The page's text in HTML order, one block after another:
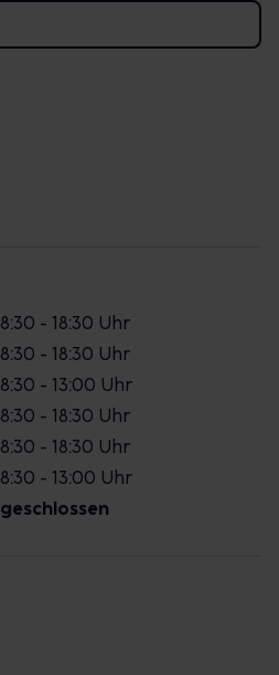
8:30 - 18:30 Uhr
8:30 - 18:30 Uhr
8:30 - 13:00 Uhr
8:30 - 18:30 Uhr
8:30 - 18:30 Uhr
8:30 - 13:00 Uhr
geschlossen